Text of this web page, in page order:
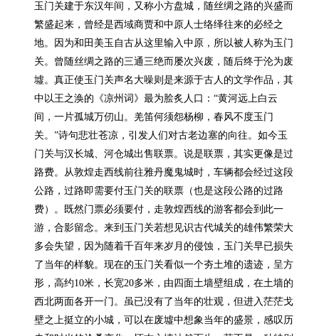
玉门关建于东汉年间，又称小方盘城，随丝绸之路的兴盛而
繁盛起来，曾经是西域商贾和中原人士络绎往来的必经之
地。因为和田美玉自古从这里输入中原，所以被人称为玉门
关。曾随丝绸之路的三通三绝而屡次兴废，随后终于沦为废
墟。真正使玉门关声名大噪则是来源于古人的文学作品，其
中以王之涣的《凉州词》最为脍炙人口：“黄河远上白云
间，一片孤城万仞山。羌笛何须怨杨柳，春风不度玉门
关。”诗句悲壮苍凉，引发人们对古老边塞的向往。如今玉
门关与汉长城、河仓城出售联票。说是联票，其实更像是过
路费。从敦煌走西线前往雅丹魔鬼城时，车辆都会经过这段
公路，过路即需要付玉门关的联票（也是这段公路的过路
费）。既然门票必须要付，走敦煌西线的游客都会到此一
游，合影留念。来到玉门关若想见识古代城关的雄伟繁荣大
多会失望，因为随着千百年来岁月的侵蚀，玉门关早已损失
了当年的样貌。现在的玉门关看似一个夯土堆的遗迹，呈方
形，高约10米，长宽20多米，由四面土墙壁组成，在土墙的
西北两面各开一门。虽已没有了当年的壮观，但进入茫茫戈
壁之上挺立的小城，可以在废墟中想象当年的盛景，感叹历